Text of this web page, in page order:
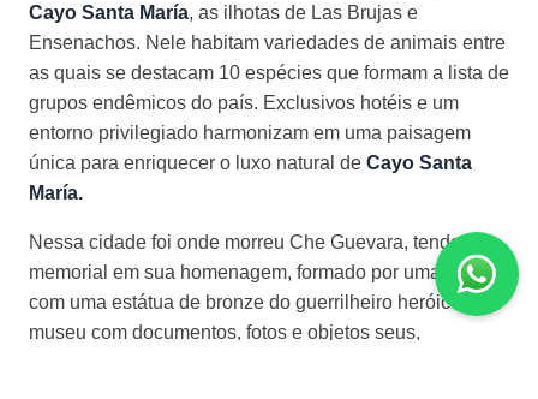
Cayo Santa María, as ilhotas de Las Brujas e
Ensenachos. Nele habitam variedades de animais entre
as quais se destacam 10 espécies que formam a lista de
grupos endêmicos do país. Exclusivos hotéis e um
entorno privilegiado harmonizam em uma paisagem
única para enriquecer o luxo natural de Cayo Santa
María.
Nessa cidade foi onde morreu Che Guevara, tendo um
memorial em sua homenagem, formado por uma praça
com uma estátua de bronze do guerrilheiro heróico, um
museu com documentos, fotos e objetos seus,